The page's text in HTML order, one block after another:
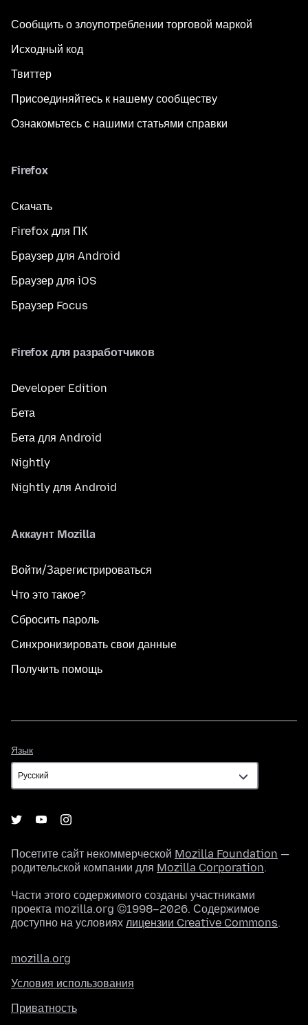
Сообщить о злоупотреблении торговой маркой
Исходный код
Твиттер
Присоединяйтесь к нашему сообществу
Ознакомьтесь с нашими статьями справки
Firefox
Скачать
Firefox для ПК
Браузер для Android
Браузер для iOS
Браузер Focus
Firefox для разработчиков
Developer Edition
Бета
Бета для Android
Nightly
Nightly для Android
Аккаунт Mozilla
Войти/Зарегистрироваться
Что это такое?
Сбросить пароль
Синхронизировать свои данные
Получить помощь
Язык
Посетите сайт некоммерческой Mozilla Foundation —
родительской компании для Mozilla Corporation.
Части этого содержимого созданы участниками
проекта mozilla.org ©1998–2026. Содержимое
доступно на условиях лицензии Creative Commons.
mozilla.org
Условия использования
Приватность